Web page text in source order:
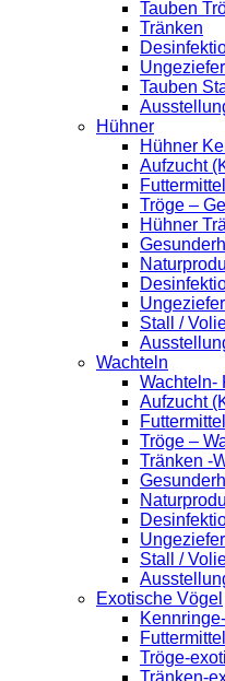
Tauben
Tränken
Tauben
Hühner
Hühner
Aufzucht
Tröge –
Hühner
Stall /
Wachteln
Wachteln-
Aufzucht
Tröge –
Tränken -
Stall /
Exotische Vögel
Tröge-